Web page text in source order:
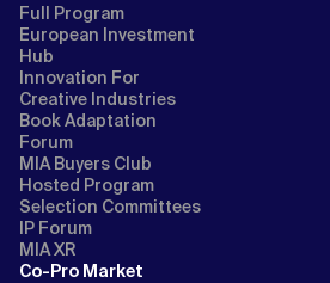
Full Program
European Investment
Hub
Innovation For
Creative Industries
Book Adaptation
Forum
MIA Buyers Club
Hosted Program
Selection Committees
IP Forum
MIA XR
Co-Pro Market